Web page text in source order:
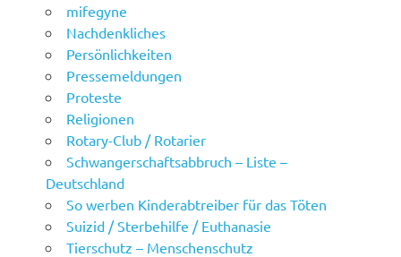
mifegyne
Nachdenkliches
Persönlichkeiten
Pressemeldungen
Proteste
Religionen
Rotary-Club / Rotarier
Schwangerschaftsabbruch – Liste –
Deutschland
So werben Kinderabtreiber für das Töten
Suizid / Sterbehilfe / Euthanasie
Tierschutz – Menschenschutz